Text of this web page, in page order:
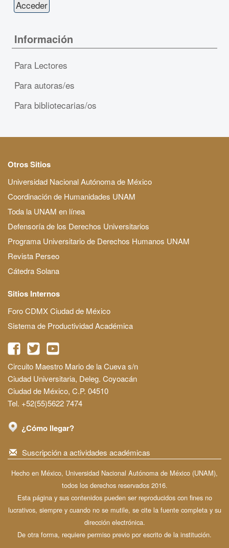
Información
Para Lectores
Para autoras/es
Para bibliotecarias/os
Otros Sitios
Universidad Nacional Autónoma de México
Coordinación de Humanidades UNAM
Toda la UNAM en línea
Defensoría de los Derechos Universitarios
Programa Universitario de Derechos Humanos UNAM
Revista Perseo
Cátedra Solana
Sitios Internos
Foro CDMX Ciudad de México
Sistema de Productividad Académica
Circuito Maestro Mario de la Cueva s/n
Ciudad Universitaria, Deleg. Coyoacán
Ciudad de México, C.P. 04510
Tel. +52(55)5622 7474
¿Cómo llegar?
Suscripción a actividades académicas
Hecho en México, Universidad Nacional Autónoma de México (UNAM),
todos los derechos reservados 2016.
Esta página y sus contenidos pueden ser reproducidos con fines no
lucrativos, siempre y cuando no se mutile, se cite la fuente completa y su
dirección electrónica.
De otra forma, requiere permiso previo por escrito de la institución.